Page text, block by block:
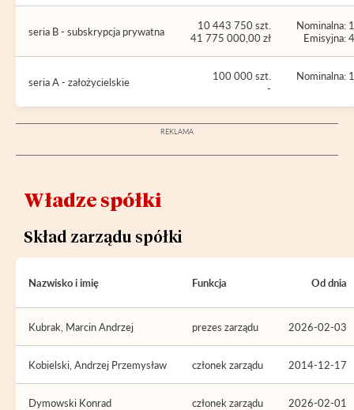
seria B - subskrypcja prywatna
10 443 750 szt.
41 775 000,00 zł
Nominalna:
Emisyjna:
seria A - założycielskie
100 000 szt.
-
Nominalna:
Władze spółki
Skład zarządu spółki
Nazwisko i imię Funkcja Od dnia
Kubrak, Marcin Andrzej prezes zarządu 2026-02-03
Kobielski, Andrzej Przemysław członek zarządu 2014-12-17
Dymowski Konrad członek zarządu 2026-02-01